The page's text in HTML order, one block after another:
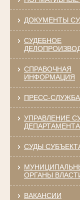
ДОКУМЕНТЫ
СУДЕБНОЕ
СПРАВОЧНАЯ
ИНФОРМАЦИЯ
ПРЕСС-СЛУЖБА
УПРАВЛЕНИЕ
ДЕПАРТАМЕНТА
СУДЫ
ОРГАНЫ
ВАКАНСИИ